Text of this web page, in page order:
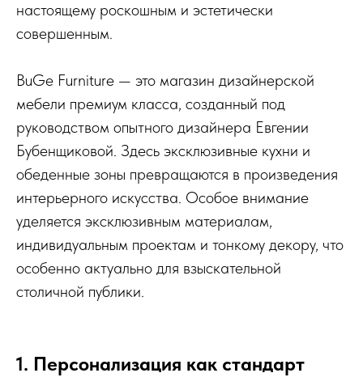
настоящему роскошным и эстетически
совершенным.
BuGe Furniture — это магазин дизайнерской
мебели премиум класса, созданный под
руководством опытного дизайнера Евгении
Бубенщиковой. Здесь эксклюзивные кухни и
обеденные зоны превращаются в произведения
интерьерного искусства. Особое внимание
уделяется эксклюзивным материалам,
индивидуальным проектам и тонкому декору, что
особенно актуально для взыскательной
столичной публики.
1. Персонализация как стандарт